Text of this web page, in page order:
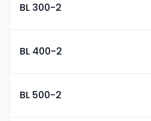
BL 300-2
BL 400-2
BL 500-2